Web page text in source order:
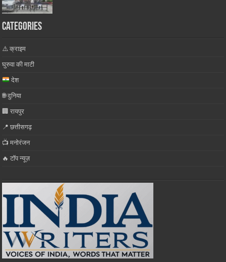
Categories
⚠️ क्राइम
घुरुवा की माटी
देश
🌐 दुनिया
🏢 रायपुर
📍 छत्तीसगढ़
📺 मनोरंजन
🔥 टॉप न्यूज़